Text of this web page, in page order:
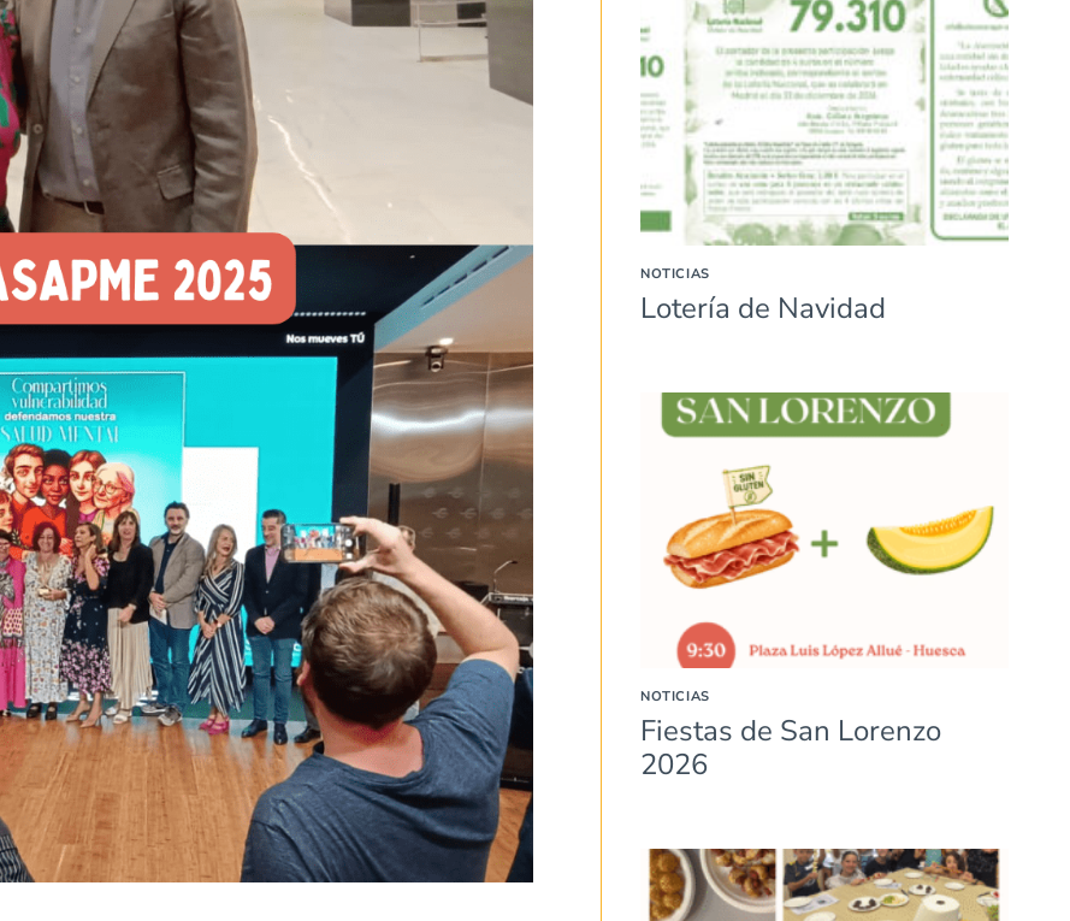
NOTICIAS
Lotería de Navidad
NOTICIAS
Fiestas de San Lorenzo
2026